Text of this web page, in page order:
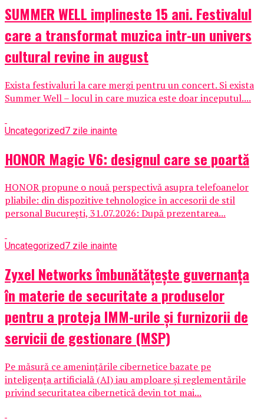
SUMMER WELL implineste 15 ani. Festivalul
care a transformat muzica intr-un univers
cultural revine in august
Exista festivaluri la care mergi pentru un concert. Si exista
Summer Well – locul in care muzica este doar inceputul....
Uncategorized7 zile inainte
HONOR Magic V6: designul care se poartă
HONOR propune o nouă perspectivă asupra telefoanelor
pliabile: din dispozitive tehnologice în accesorii de stil
personal București, 31.07.2026: După prezentarea...
Uncategorized7 zile inainte
Zyxel Networks îmbunătățește guvernanța
în materie de securitate a produselor
pentru a proteja IMM-urile și furnizorii de
servicii de gestionare (MSP)
Pe măsură ce amenințările cibernetice bazate pe
inteligența artificială (AI) iau amploare și reglementările
privind securitatea cibernetică devin tot mai...